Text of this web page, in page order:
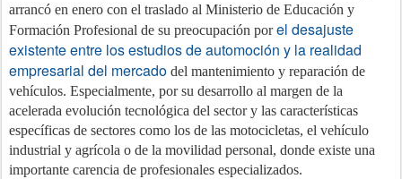
arrancó en enero con el traslado al Ministerio de Educación y
Formación Profesional de su preocupación porel desajuste
existente entre los estudios de automoción y la realidad
empresarial del mercado del mantenimiento y reparación de
vehículos. Especialmente, por su desarrollo al margen de la
acelerada evolución tecnológica del sector y las características
específicas de sectores como los de las motocicletas, el vehículo
industrial y agrícola o de la movilidad personal, donde existe una
importante carencia de profesionales especializados.